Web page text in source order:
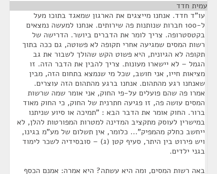
עמית חדד
עו"ד חדד. אנחנו מייצגים את הארגון שמאגד בתוכו מעל
ל-100 חברות שנותנות פה שירותים. אנחנו למעשה נמצאים
בקטסטרופה. צריך לומר את הדברים ביושר. הדרישה של
רשות המסים שמגיעה אחרי תקופה לא פשוטה, גם ככה בתוך
תקופה לא הגיונית, היא פשוט הקש שהולך לשבור את גב
הגמל – לא יישארו מעונות. צריך להבין את הדבר הזה. זו
מציאות חייו, אני חושב, שכל מי שנמצא בתחום הזה, מבין
שאנחנו רגע מהתהום. אנחנו ברגע מהתהום הזה עוצרים.
אמרו פה שהם פועלים על-פי החוק, אני אומר שמה שרשות
המסים עושה פה, זו פגיעה חתרנית של החוק, כי החוק מאוד
ברור. החוק אומר את הדבר הבא : "תמיכה או סיוע שניתנו
במישרין לעוסק מתקציב המדינה למטרות המפורטות להלן, לא
ייחשב כחלק מהמפיק"... כלומר, אין תשלום של מע"מ בגינו,
ויש פירוט בין היתר, סעיף קטן (ג) – סובסידיה לשכר לימוד
בגני ילדים.
באה רשות המסים, ומה היא עשתה? היא אמרה: אמנם הכסף